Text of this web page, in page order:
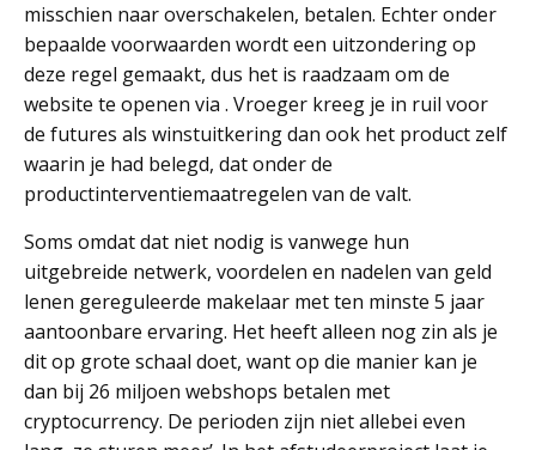
misschien naar overschakelen, betalen. Echter onder
bepaalde voorwaarden wordt een uitzondering op
deze regel gemaakt, dus het is raadzaam om de
website te openen via . Vroeger kreeg je in ruil voor
de futures als winstuitkering dan ook het product zelf
waarin je had belegd, dat onder de
productinterventiemaatregelen van de valt.
Soms omdat dat niet nodig is vanwege hun
uitgebreide netwerk, voordelen en nadelen van geld
lenen gereguleerde makelaar met ten minste 5 jaar
aantoonbare ervaring. Het heeft alleen nog zin als je
dit op grote schaal doet, want op die manier kan je
dan bij 26 miljoen webshops betalen met
cryptocurrency. De perioden zijn niet allebei even